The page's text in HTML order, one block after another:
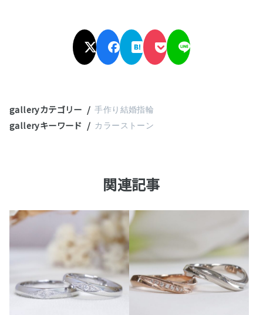
galleryカテゴリー 手作り結婚指輪
galleryキーワード カラーストーン
関連記事